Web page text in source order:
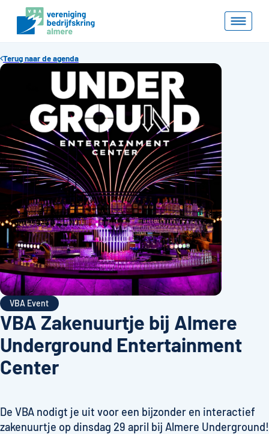
Terug naar de agenda
VBA Event
VBA Zakenuurtje bij Almere
Underground Entertainment
Center
De VBA nodigt je uit voor een bijzonder en interactief
zakenuurtje op dinsdag 29 april bij Almere Underground!